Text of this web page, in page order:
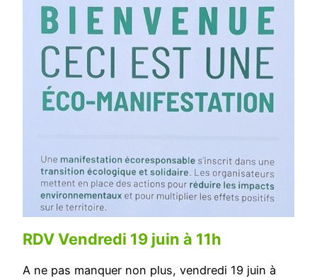
RDV Vendredi 19 juin à 11h
A ne pas manquer non plus, vendredi 19 juin à